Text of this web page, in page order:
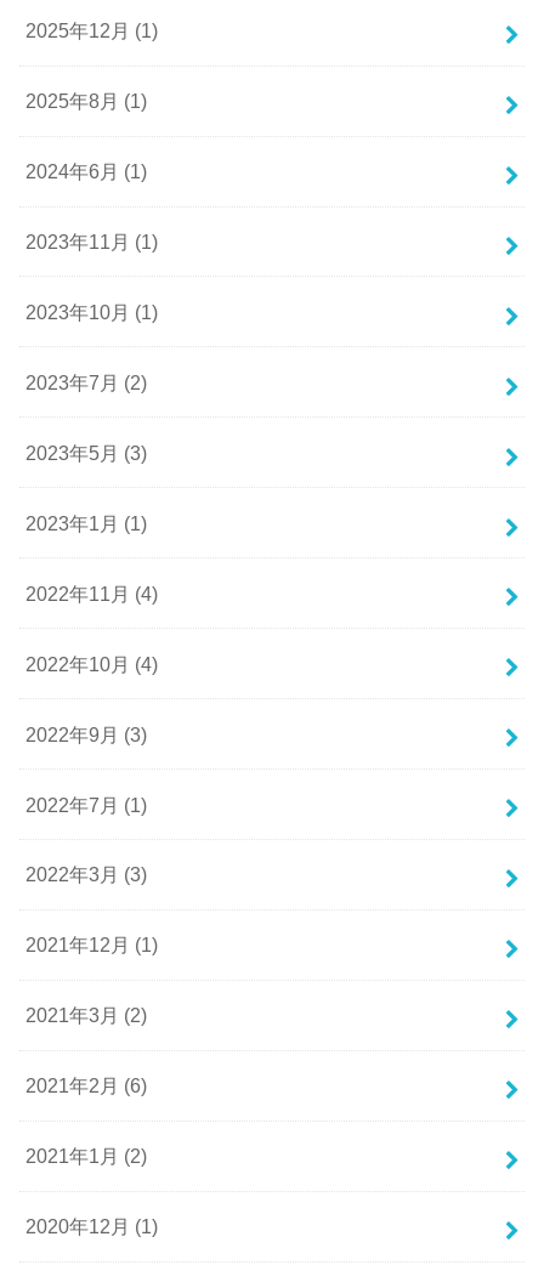
2025年12月 (1)
2025年8月 (1)
2024年6月 (1)
2023年11月 (1)
2023年10月 (1)
2023年7月 (2)
2023年5月 (3)
2023年1月 (1)
2022年11月 (4)
2022年10月 (4)
2022年9月 (3)
2022年7月 (1)
2022年3月 (3)
2021年12月 (1)
2021年3月 (2)
2021年2月 (6)
2021年1月 (2)
2020年12月 (1)